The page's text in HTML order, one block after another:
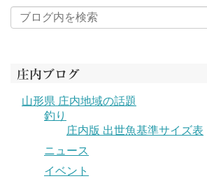
庄内ブログ
山形県 庄内地域の話題
釣り
庄内版 出世魚基準サイズ表
ニュース
イベント